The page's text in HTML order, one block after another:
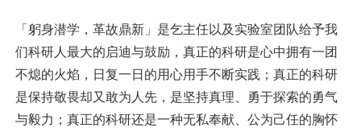
「躬身潜学，革故鼎新」是乞主任以及实验室团队给予我
们科研人最大的启迪与鼓励，真正的科研是心中拥有一团
不熄的火焰，日复一日的用心用手不断实践；真正的科研
是保持敬畏却又敢为人先，是坚持真理、勇于探索的勇气
与毅力；真正的科研还是一种无私奉献、公为己任的胸怀